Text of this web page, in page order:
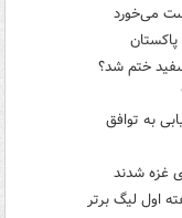
می‌خورد
ختم شد؟
به توافق
غزه شدند
اول لیگ برتر